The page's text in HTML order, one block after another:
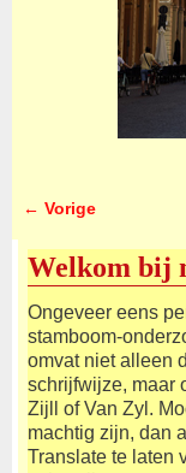
← Vorige
Welkom bij
Ongeveer eens
stamboom-
omvat niet alleen
schrijfwijze, maar
Zijll of Van Zyl.
machtig zijn, dan
Translate te laten